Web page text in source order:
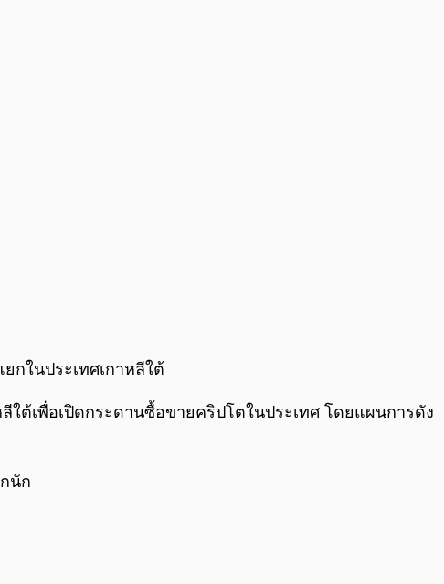
กในประเทศเกาหลีใต้
ใต้เพื่อเปิดกระดานซื้อขายคริปโตในประเทศ โดยแผนการดัง
นัก